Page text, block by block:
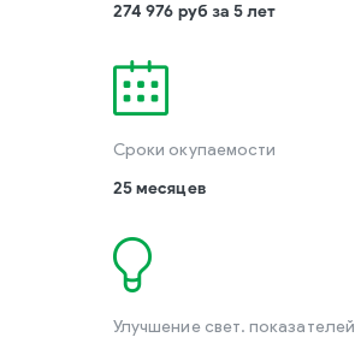
274 976 руб за 5 лет
Сроки окупаемости
25 месяцев
Улучшение свет. показателей